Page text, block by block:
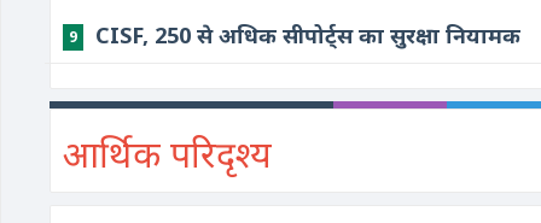
9 CISF, 250 से अधिक सीपोर्ट्स का सुरक्षा नियामक
आर्थिक परिदृश्य